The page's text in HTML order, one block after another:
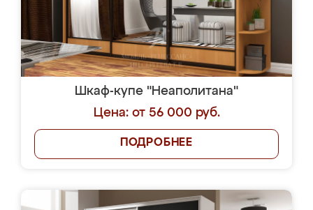
Шкаф-купе "Неаполитана"
Цена: от 56 000 руб.
ПОДРОБНЕЕ